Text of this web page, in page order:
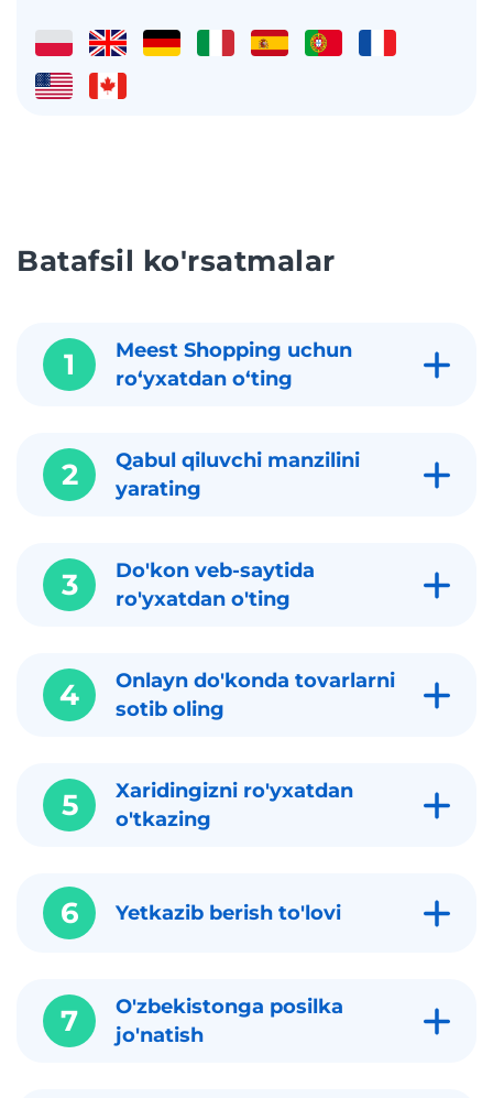
Batafsil ko'rsatmalar
1
Meest Shopping uchun
roʻyxatdan oʻting
2
Qabul qiluvchi manzilini
yarating
3
Do'kon veb-saytida
ro'yxatdan o'ting
4
Onlayn do'konda tovarlarni
sotib oling
5
Xaridingizni ro'yxatdan
o'tkazing
6 Yetkazib berish to'lovi
7
O'zbekistonga posilka
jo'natish